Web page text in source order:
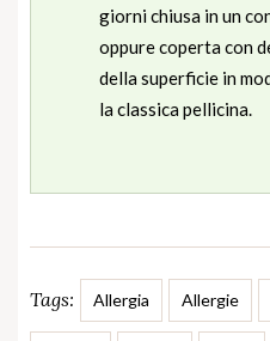
giorni chiusa in un
oppure coperta con
della superficie in
la classica pellicina.
Tags: Allergia Allergie